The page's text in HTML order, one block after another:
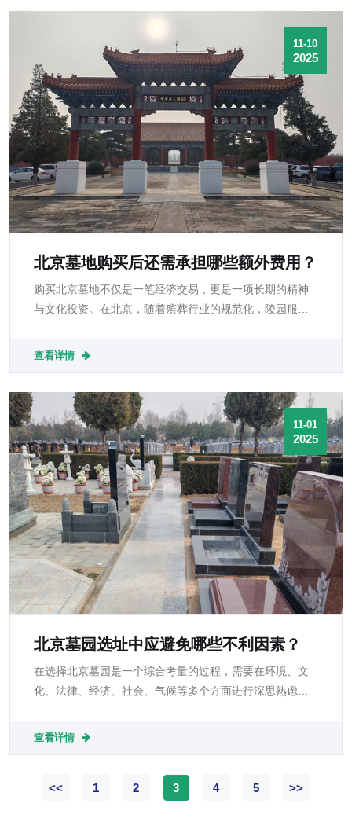
11-10
2025
北京墓地购买后还需承担哪些额外费用？
购买北京墓地不仅是一笔经济交易，更是一项长期的精神
与文化投资。在北京，随着殡葬行业的规范化，陵园服务
查看详情
11-01
2025
北京墓园选址中应避免哪些不利因素？
在选择北京墓园是一个综合考量的过程，需要在环境、文
化、法律、经济、社会、气候等多个方面进行深思熟虑的
不符合文化习俗的区域，可以为逝者提供一个安静、祥和
查看详情
<< 1 2 3 4 5 >>